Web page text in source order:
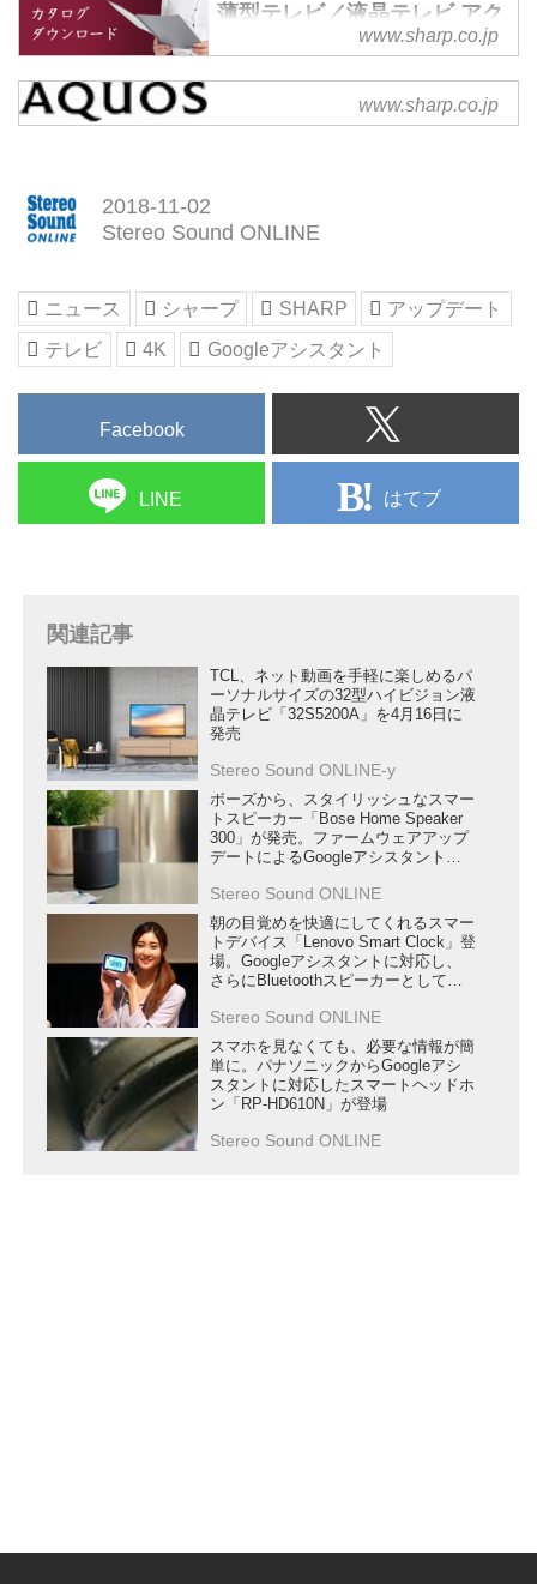
薄型テレビ／液晶テレビ アク
オス：シャープ
シャープ液晶テレビアクオス
(AQUOS)の製品一覧ページで
す。
www.sharp.co.jp
AIoT対応液晶テレビ
『AQUOS 4K』メジャーアッ
売した「Android TV」のAndroid
www.sharp.co.jp
2018-11-02
Stereo Sound ONLINE
ニュース シャープ SHARP
アップデート
テレビ
4K Googleアシスタント
Facebook
LINE はてブ
関連記事
TCL、ネット動画を手軽に楽しめるパ
ーソナルサイズの32型ハイビジョン液
晶テレビ「32S5200A」を4月16日に
発売
Stereo Sound ONLINE-y
ボーズから、スタイリッシュなスマー
トスピーカー「Bose Home Speaker
300」が発売。ファームウェアアップ
デートによるGoogleアシスタント機
Stereo Sound ONLINE
朝の目覚めを快適にしてくれるスマー
トデバイス「Lenovo Smart Clock」登
場。Googleアシスタントに対応し、
さらにBluetoothスピーカーとしても
Stereo Sound ONLINE
スマホを見なくても、必要な情報が簡
単に。パナソニックからGoogleアシ
スタントに対応したスマートヘッドホ
ン「RP-HD610N」が登場
Stereo Sound ONLINE